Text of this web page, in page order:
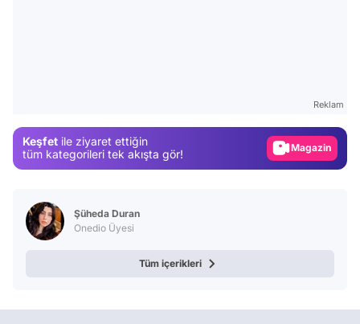
Reklam
Keşfet ile ziyaret ettiğin
tüm kategorileri tek akışta gör!
Magazin
Şüheda Duran
Onedio Üyesi
Tüm içerikleri